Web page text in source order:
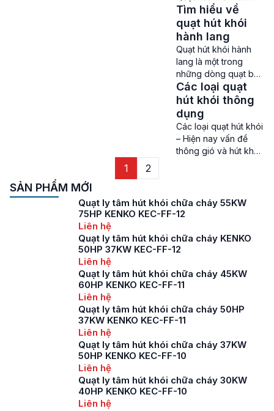
phòng,… quan tâm.
Loại quạt này không
chỉ được dùng để hút
khói ở các hành lang
[…]
lang được lắp đặt ở
rất nhiều các hệ
thống thông gió và
hút khói. Thế nhưng
việc lắp đặt dòng
quạt này sao cho
đúng cách thì không
hẳn người dùng nào
cũng biết. Vì thế hãy
cùng chúng […]
Tìm hiểu về
quạt hút khói
hành lang
Quạt hút khói hành
lang là một trong
những dòng quạt bắt
buộc phải trang bị
vào các tòa nhà, khu
chung cư. Loại quạt
này giúp thông gió,
hút khói và khí độc ra
ngoài, ngăn chặn
những nguy cơ tiềm
Các loại quạt
hút khói thông
dụng
Các loại quạt hút khói
– Hiện nay vấn đề
thông gió và hút khói
khu dân cư,… chính vì
thế không thể thiếu
hút khói. Các loại
quạt hút khói chữa
Quạt hút khói […]
1 2
SẢN PHẨM MỚI
Quạt ly tâm hút khói chữa cháy 55KW
75HP KENKO KEC-FF-12
Liên hệ
Quạt ly tâm hút khói chữa cháy KENKO
50HP 37KW KEC-FF-12
Liên hệ
Quạt ly tâm hút khói chữa cháy 45KW
60HP KENKO KEC-FF-11
Liên hệ
Quạt ly tâm hút khói chữa cháy 50HP
37KW KENKO KEC-FF-11
Liên hệ
Quạt ly tâm hút khói chữa cháy 37KW
50HP KENKO KEC-FF-10
Liên hệ
Quạt ly tâm hút khói chữa cháy 30KW
40HP KENKO KEC-FF-10
Liên hệ